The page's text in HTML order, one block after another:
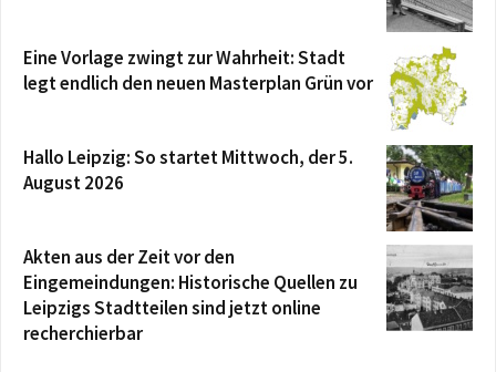
Eine Vorlage zwingt zur Wahrheit: Stadt
legt endlich den neuen Masterplan Grün vor
Hallo Leipzig: So startet Mittwoch, der 5.
August 2026
Akten aus der Zeit vor den
Eingemeindungen: Historische Quellen zu
Leipzigs Stadtteilen sind jetzt online
recherchierbar